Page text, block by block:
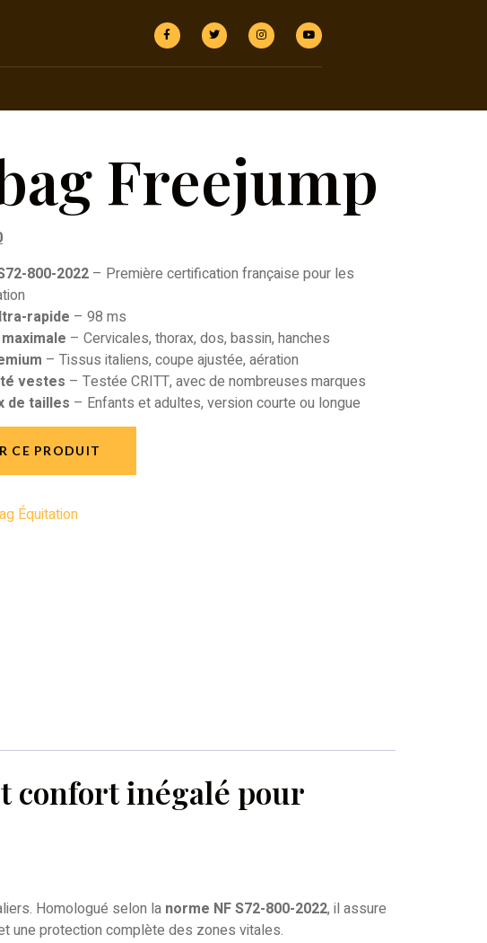
Freejump
800-2022 – Première certification française pour les
rapide – 98 ms
– Cervicales, thorax, dos, bassin, hanches
– Tissus italiens, coupe ajustée, aération
vestes – Testée CRITT, avec de nombreuses marques
de tailles – Enfants et adultes, version courte ou longue
CE PRODUIT
Équitation
confort inégalé pour
Homologué selon la norme NF S72-800-2022, il assure
une protection complète des zones vitales.